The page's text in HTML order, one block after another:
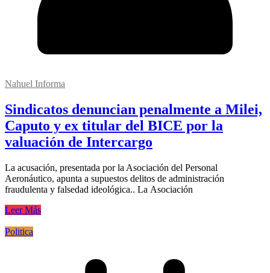
Nahuel Informa
Sindicatos denuncian penalmente a Milei,
Caputo y ex titular del BICE por la
valuación de Intercargo
La acusación, presentada por la Asociación del Personal
Aeronáutico, apunta a supuestos delitos de administración
fraudulenta y falsedad ideológica.. La Asociación
Leer Más
Politica